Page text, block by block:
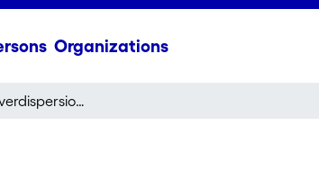
Organizations
Addressing Overdispersion in Spatio-Temporal Processes